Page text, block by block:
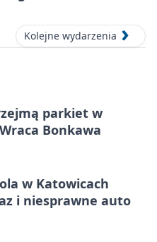
Kolejne wydarzenia
parkiet w
Bonkawa
w Katowicach
i niesprawne auto